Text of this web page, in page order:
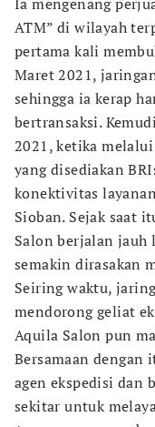
ATM” di wilayah
pertama kali
Maret 2021,
sehingga ia kerap
bertransaksi.
2021, ketika
yang disediakan
konektivitas
Sioban. Sejak saat
Salon berjalan jauh
semakin dirasakan
Seiring waktu,
mendorong geliat
Aquila Salon pun
Bersamaan dengan
agen ekspedisi dan
sekitar untuk